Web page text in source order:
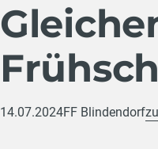
14.07.2024FF Blindendorf